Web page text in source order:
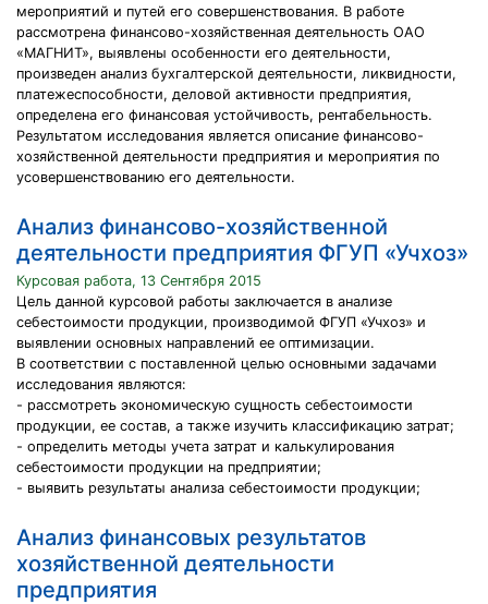
мероприятий и путей его совершенствования. В работе
рассмотрена финансово-хозяйственная деятельность ОАО
«МАГНИТ», выявлены особенности его деятельности,
произведен анализ бухгалтерской деятельности, ликвидности,
платежеспособности, деловой активности предприятия,
определена его финансовая устойчивость, рентабельность.
Результатом исследования является описание финансово-
хозяйственной деятельности предприятия и мероприятия по
усовершенствованию его деятельности.
Анализ финансово-хозяйственной
деятельности предприятия ФГУП «Учхоз»
Курсовая работа, 13 Сентября 2015
Цель данной курсовой работы заключается в анализе
себестоимости продукции, производимой ФГУП «Учхоз» и
выявлении основных направлений ее оптимизации.
В соответствии с поставленной целью основными задачами
исследования являются:
- рассмотреть экономическую сущность себестоимости
продукции, ее состав, а также изучить классификацию затрат;
- определить методы учета затрат и калькулирования
себестоимости продукции на предприятии;
- выявить результаты анализа себестоимости продукции;
Анализ финансовых результатов
хозяйственной деятельности
предприятия